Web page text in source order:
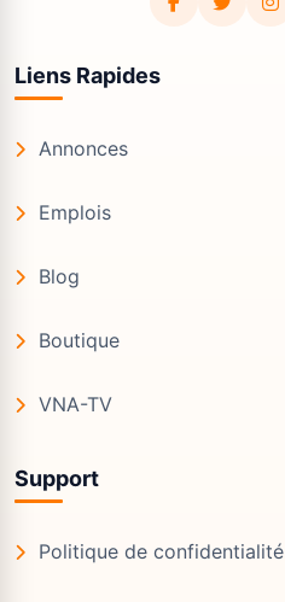
Liens Rapides
Annonces
Emplois
Blog
Boutique
VNA-TV
Support
Politique de confidentialité